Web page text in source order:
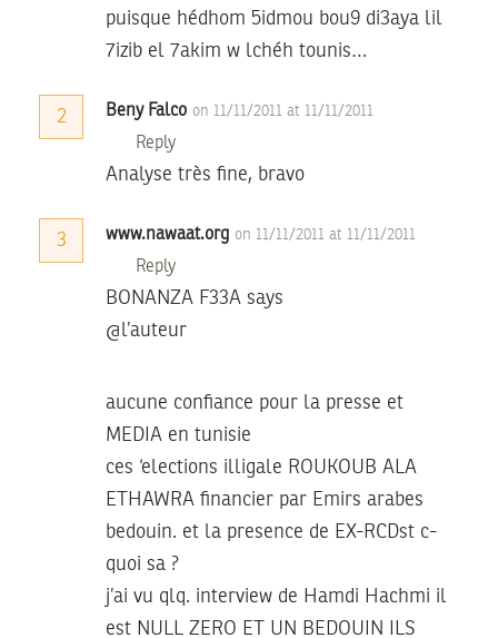
puisque hédhom 5idmou bou9 di3aya lil
7izib el 7akim w lchéh tounis…
2 Beny Falco on 11/11/2011 at 11/11/2011
Reply
Analyse très fine, bravo
3 www.nawaat.org on 11/11/2011 at 11/11/2011
Reply
BONANZA F33A says
@l’auteur
aucune confiance pour la presse et
MEDIA en tunisie
ces ‘elections illigale ROUKOUB ALA
ETHAWRA financier par Emirs arabes
bedouin. et la presence de EX-RCDst c-
quoi sa ?
j’ai vu qlq. interview de Hamdi Hachmi il
est NULL ZERO ET UN BEDOUIN ILS